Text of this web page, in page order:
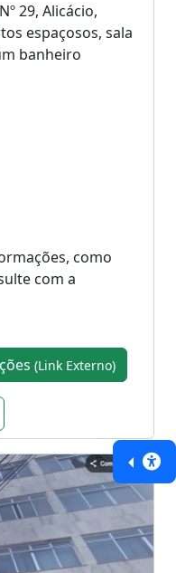
29, Alicácio,
espaçosos, sala
banheiro
como
com a
(Link Externo)